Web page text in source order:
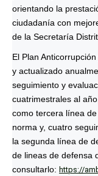
orientando la
ciudadanía con
de la Secretaría
El Plan
y actualizado
seguimiento y
cuatrimestrales al
como tercera línea
norma y, cuatro
la segunda línea de
de lineas de defensa
consultarlo: https://